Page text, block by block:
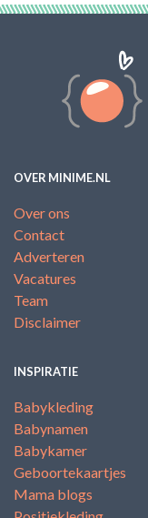
OVER MINIME.NL
Over ons
Contact
Adverteren
Vacatures
Team
Disclaimer
INSPIRATIE
Babykleding
Babynamen
Babykamer
Geboortekaartjes
Mama blogs